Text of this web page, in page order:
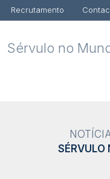
Recrutamento
Sérvulo no
SÉRVULO